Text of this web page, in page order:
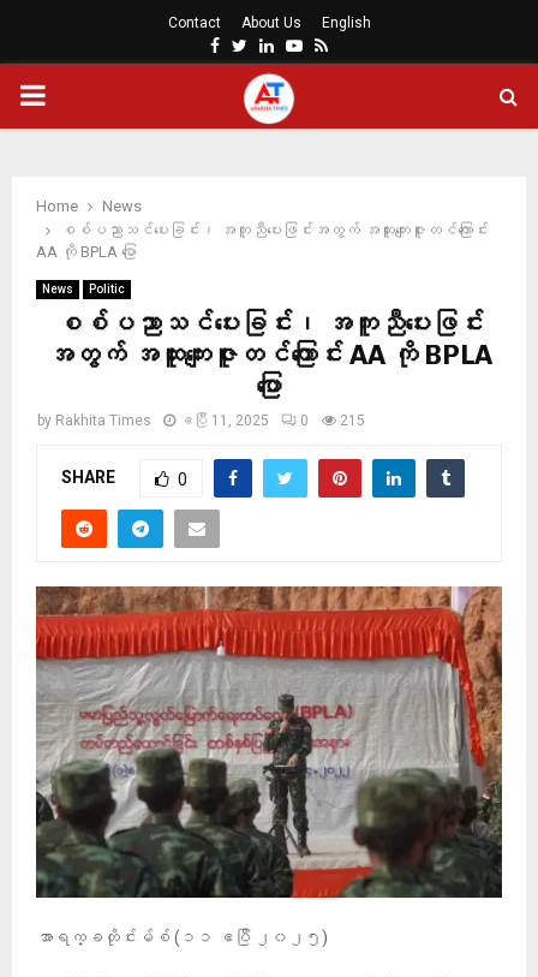
Contact About Us English
Facebook
Twitter
LinkedinYoutube
Rss
PRIMARY
Home
News
စစ်ပညာသင်ပေးခြင်း၊ အကူညီပေးဖြင်းအတွက် အထူးကျေးဇူးတင်ကြောင်း
AA ကို BPLA ပြော
News Politic
စစ်ပညာသင်ပေးခြင်း၊ အကူညီပေးဖြင်း
အတွက် အထူးကျေးဇူးတင်ကြောင်း AA ကို BPLA
ပြော
by Rakhita Times ဧပြီ 11, 2025 0 215
SHARE 0
အာရက္ခတိုင်းမ်စ် (၁၁ ဧပြီ ၂၀၂၅)